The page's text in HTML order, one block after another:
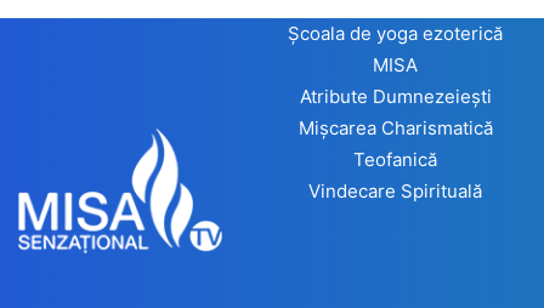
Școala de yoga ezoterică
MISA
Atribute Dumnezeiești
Mișcarea Charismatică
Teofanică
Vindecare Spirituală